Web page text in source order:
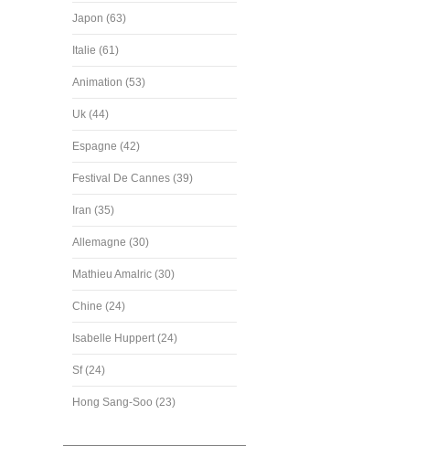
Japon (63)
Italie (61)
Animation (53)
Uk (44)
Espagne (42)
Festival De Cannes (39)
Iran (35)
Allemagne (30)
Mathieu Amalric (30)
Chine (24)
Isabelle Huppert (24)
Sf (24)
Hong Sang-Soo (23)